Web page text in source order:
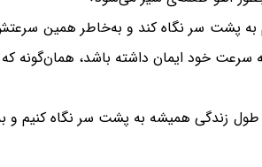
پشت سر نگاه کند و به‌خاطر همین
خود ایمان داشته باشد، همان‌گونه
زندگی همیشه به پشت سر نگاه کنیم و